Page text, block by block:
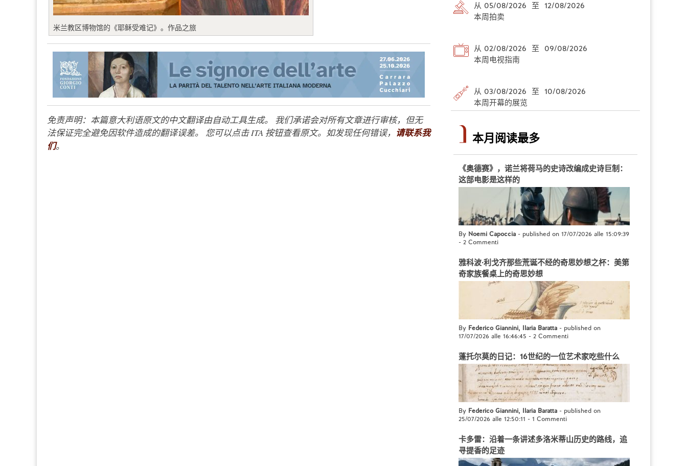
米兰教区博物馆的《耶稣受难记》。作品之旅
免责声明：本篇意大利语原文的中文翻译由自动工具生成。 我们承诺会对所有文章进行审核，但无
法保证完全避免因软件造成的翻译误差。 您可以点击 ITA 按钮查看原文。如发现任何错误， 请联系我
们。
从 05/08/2026 至 12/08/2026
本周拍卖
从 02/08/2026 至 09/08/2026
本周电视指南
从 03/08/2026 至 10/08/2026
本周开幕的展览
本月阅读最多
《奥德赛》，诺兰将荷马的史诗改编成史诗巨制：
这部电影是这样的
By Noemi Capoccia - published on 17/07/2026 alle 15:09:39
- 2 Commenti
雅科波·利戈齐那些荒诞不经的奇思妙想之杯：美第
奇家族餐桌上的奇思妙想
By Federico Giannini, Ilaria Baratta - published on
17/07/2026 alle 16:46:45 - 2 Commenti
蓬托尔莫的日记：16世纪的一位艺术家吃些什么
By Federico Giannini, Ilaria Baratta - published on
25/07/2026 alle 12:50:11 - 1 Commenti
卡多雷：沿着一条讲述多洛米蒂山历史的路线，追
寻提香的足迹